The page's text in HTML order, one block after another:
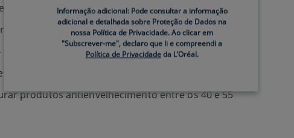
é que os adultos mais velhos sentem
se escamosa, crepe ou acinzentada em
sinais de envelhecimento podem desenvolver-se
ambiente. De acordo com a
produtos antienvelhecimento entre os 40 e 55
Informação adicional: Pode consultar a informação
adicional e detalhada sobre Proteção de Dados na
nossa Política de Privacidade. Ao clicar em
"Subscrever-me", declaro que li e compreendi a
Política de Privacidadeda L’Oréal.